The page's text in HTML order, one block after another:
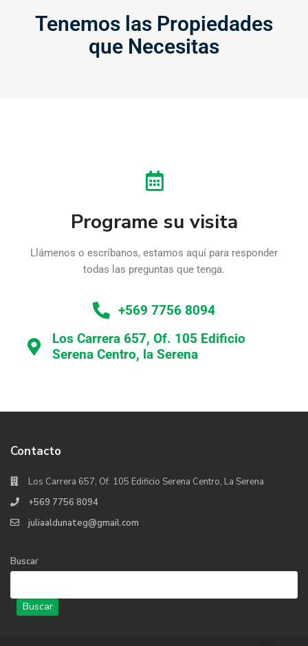
Tenemos las Propiedades
que Necesitas
Programe su visita
Llámenos o escríbanos, estamos aquí para responder
todas las preguntas que tenga.
+569 7756 8094
Los Carrera 657, Of. 105 Edificio
Serena Centro, la Serena
Contacto
Los Carrera 657, Of. 105 Edificio Serena Centro, La Serena
+569 7756 8094
juliaaldunateg@gmail.com
Buscar
Buscar